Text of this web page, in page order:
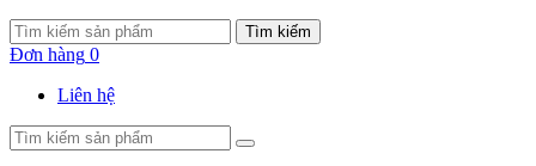
Tìm kiếm
Đơn hàng 0
Liên hệ